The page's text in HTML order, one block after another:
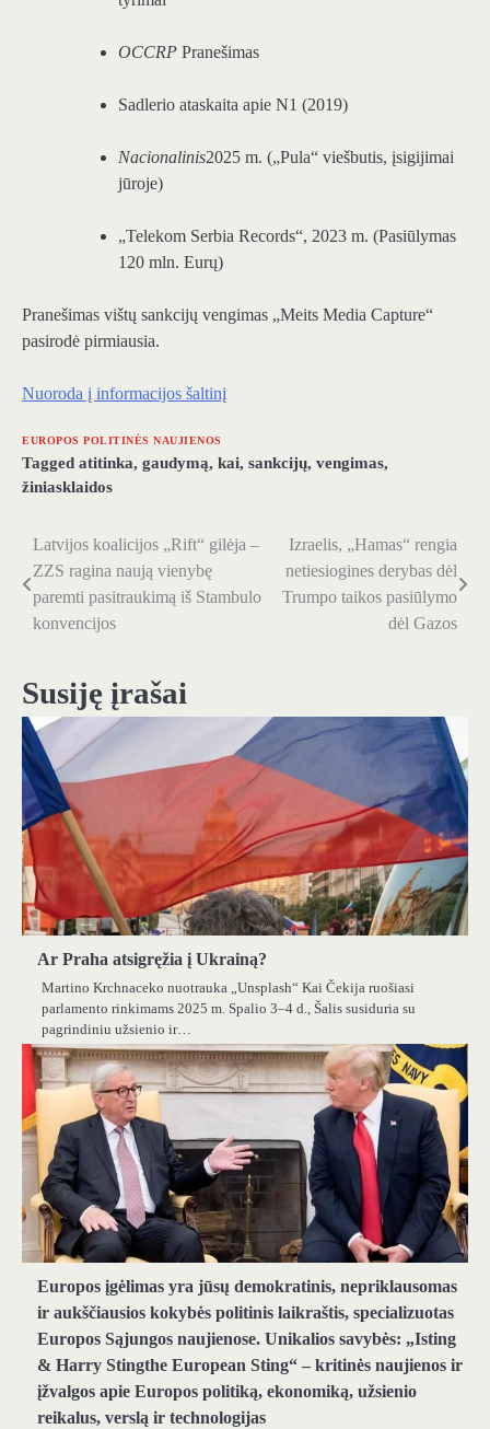
OCCRP Pranešimas
Sadlerio ataskaita apie N1 (2019)
Nacionalinis2025 m. („Pula“ viešbutis, įsigijimai
jūroje)
„Telekom Serbia Records“, 2023 m. (Pasiūlymas
120 mln. Eurų)
Pranešimas vištų sankcijų vengimas „Meits Media Capture“
pasirodė pirmiausia.
Nuoroda į informacijos šaltinį
EUROPOS POLITINĖS NAUJIENOS
Tagged atitinka, gaudymą, kai, sankcijų, vengimas,
žiniasklaidos
Navigacija
tarp
įrašų
Latvijos koalicijos „Rift“ gilėja –
ZZS ragina naują vienybę
paremti pasitraukimą iš Stambulo
konvencijos
Izraelis, „Hamas“ rengia
netiesiogines derybas dėl
Trumpo taikos pasiūlymo
dėl Gazos
Susiję įrašai
Ar Praha atsigręžia į Ukrainą?
Martino Krchnaceko nuotrauka „Unsplash“ Kai Čekija ruošiasi
parlamento rinkimams 2025 m. Spalio 3–4 d., Šalis susiduria su
pagrindiniu užsienio ir…
Europos įgėlimas yra jūsų demokratinis, nepriklausomas
ir aukščiausios kokybės politinis laikraštis, specializuotas
Europos Sąjungos naujienose. Unikalios savybės: „Isting
& Harry Stingthe European Sting“ – kritinės naujienos ir
įžvalgos apie Europos politiką, ekonomiką, užsienio
reikalus, verslą ir technologijas